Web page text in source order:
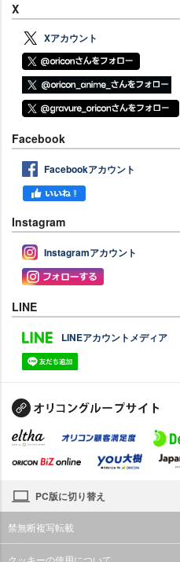
X
Xアカウント
Facebook
Facebookアカウント
Instagram
Instagramアカウント
LINE
LINEアカウントメディア
PC版に切り替え
禁無断複写転載
クッキーの使用について